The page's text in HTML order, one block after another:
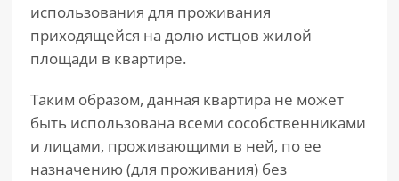
использования для проживания
приходящейся на долю истцов жилой
площади в квартире.
Таким образом, данная квартира не может
быть использована всеми сособственниками
и лицами, проживающими в ней, по ее
назначению (для проживания) без